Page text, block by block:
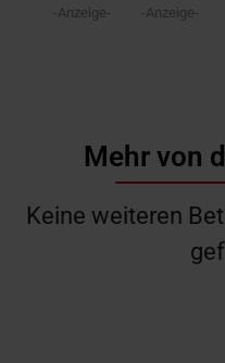
-Anzeige- -Anzeige-
Mehr von
Keine weiteren